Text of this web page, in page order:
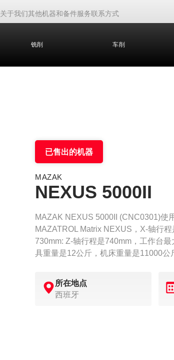
关于我们其他机器和备件服务联系方式
铣削 车削
已售出的机器
MAZAK
NEXUS 5000II
MAZAK NEXUS 5000II (CNC0301)使
MAZATROL Matrix NEXUS，X-轴行
730mm: Z-轴行程是740mm，工作台
具重量是12公斤，机床重量是11000公
所在地点
西班牙